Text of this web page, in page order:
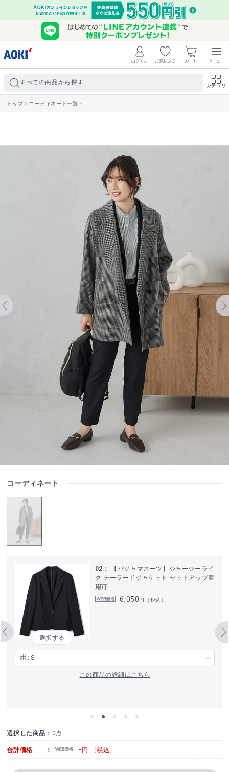
すべての商品から探す カテゴリ
トップ> コーディネート一覧 >
コーディネート
選択する
02：
【パジャマスーツ】ジャージーライ
ク テーラードジャケット セットアップ着
用可
6,050円（税込）
この商品の詳細はこちら
選択した商品： 0点
合計価格 ： - 円 （税込）